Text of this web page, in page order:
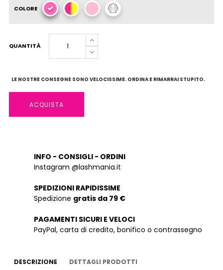
COLORE
QUANTITÀ
LE NOSTRE CONSEGNE SONO VELOCISSIME. ORDINA E RIMARRAI STUPITO.
ACQUISTA
INFO - CONSIGLI - ORDINI
Instagram @lashmania.it
SPEDIZIONI RAPIDISSIME
Spedizione gratis da 79 €
PAGAMENTI SICURI E VELOCI
PayPal, carta di credito, bonifico o contrassegno
DESCRIZIONE DETTAGLI PRODOTTI